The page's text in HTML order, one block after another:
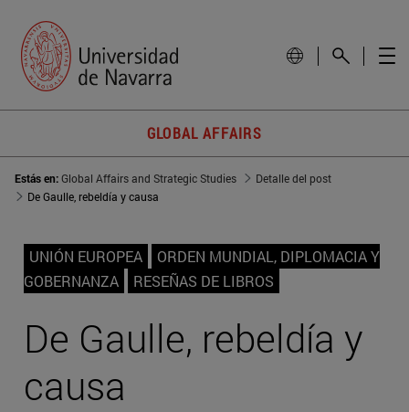
GLOBAL AFFAIRS
Estás en:Global Affairs and Strategic Studies
Detalle del post
De Gaulle, rebeldía y causa
UNIÓN EUROPEA
ORDEN MUNDIAL, DIPLOMACIA Y
GOBERNANZA
RESEÑAS DE LIBROS
De Gaulle, rebeldía y
causa